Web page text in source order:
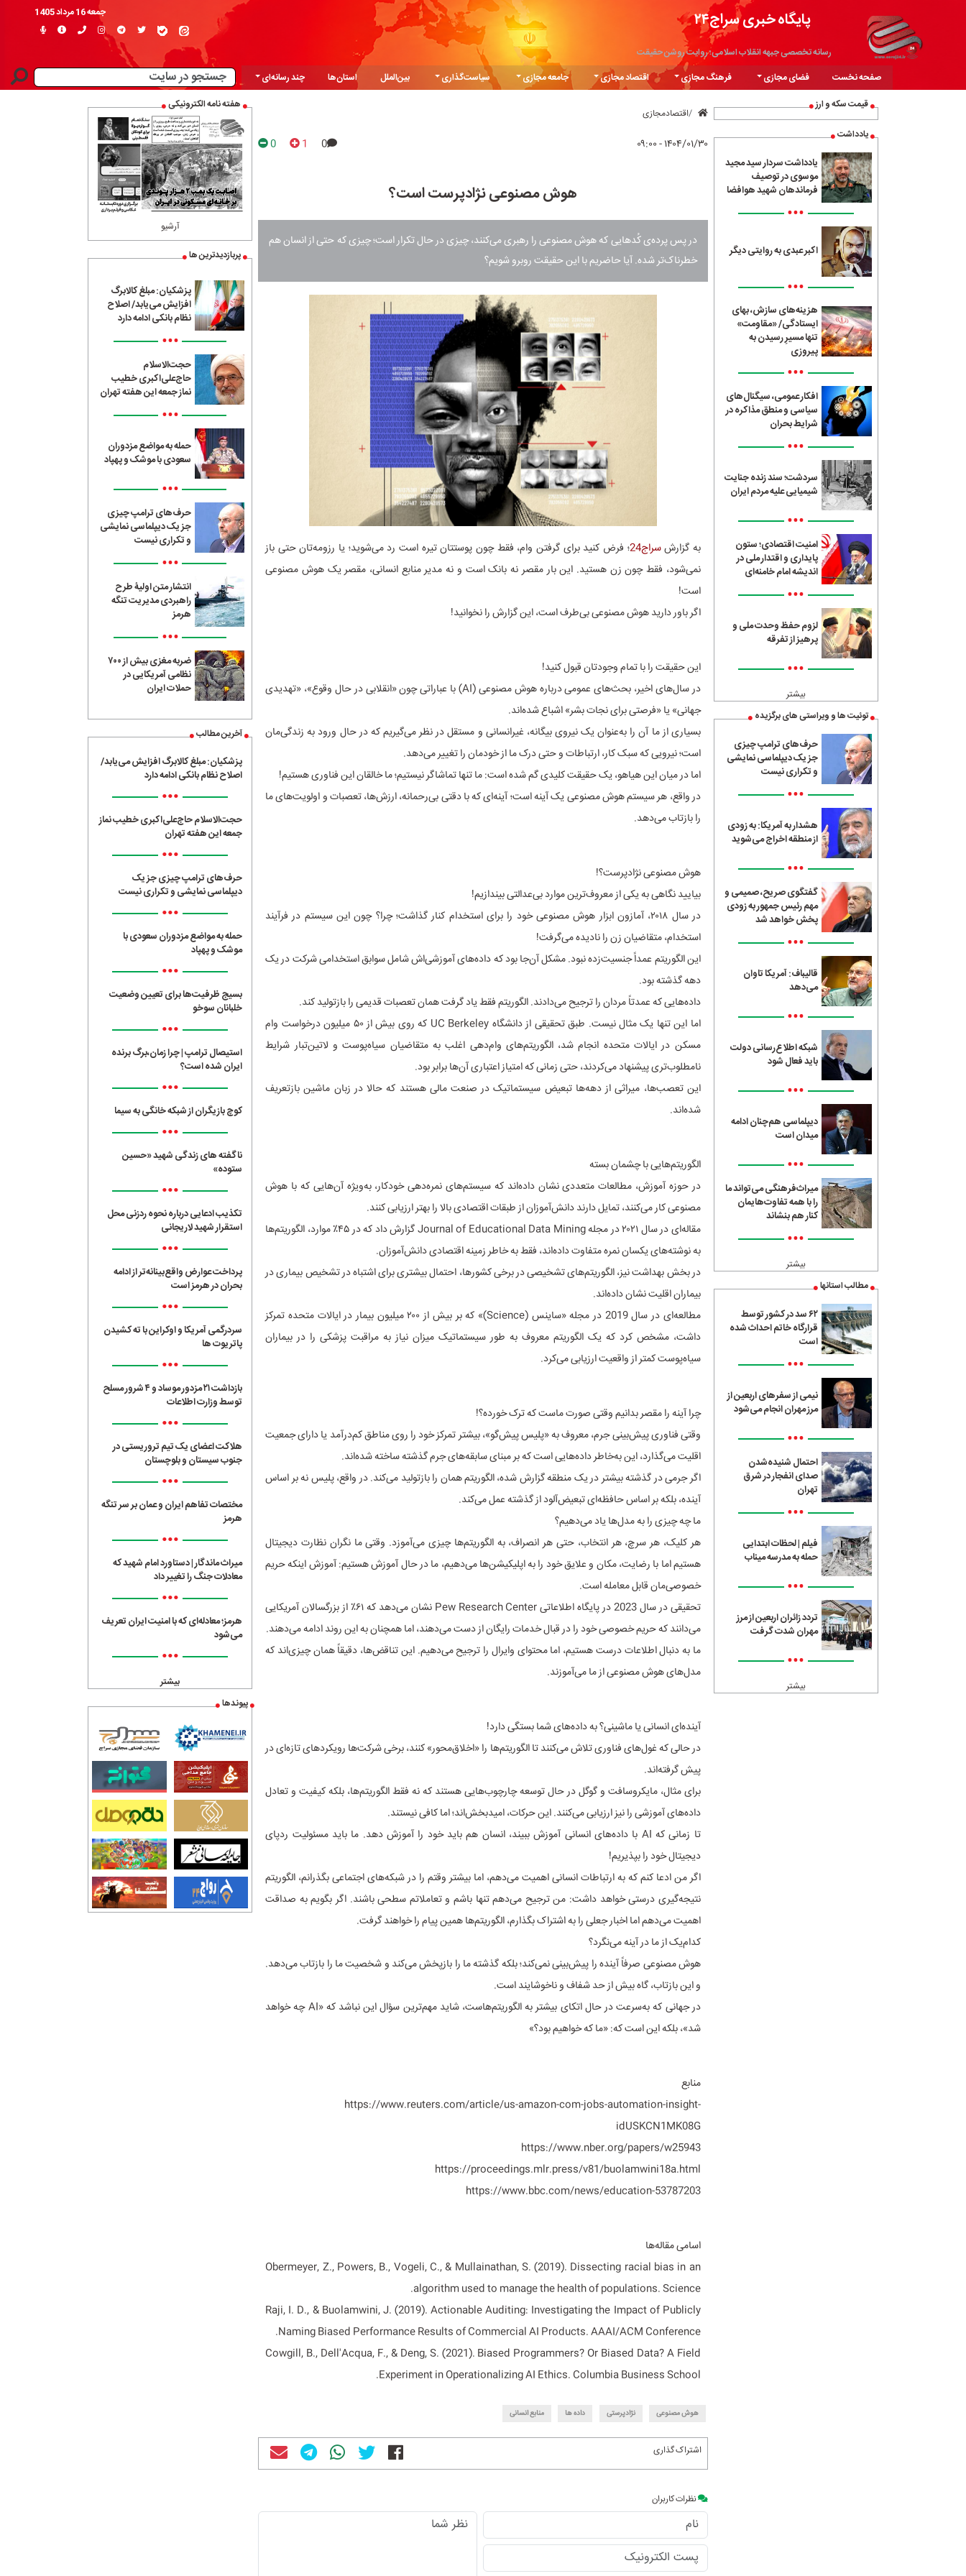
پایگاه خبری سراج۲۴
رسانه تخصصی جبهه انقلاب اسلامی؛ روایت روشن حقیقت
جمعه 16 مرداد 1405
صفحه نخست فضای مجازی فرهنگ مجازی اقتصاد مجازی جامعه مجازی سیاست‌گذاری بین‌الملل استان‌ها
چند رسانه‌ای
قیمت سکه و ارز
یادداشت
یادداشت سردار سید مجید
موسوی در توصیف
فرماندهان شهید هوافضا
•••
اکبر عبدی به روایتی دیگر
•••
هزینه‌های سازش، بهای
ایستادگی/ «مقاومت»
تنها مسیرِ رسیدن به
پیروزی
•••
افکار عمومی، سیگنال‌های
سیاسی و منطق مذاکره در
شرایط بحران
•••
سردشت؛ سند زنده جنایت
شیمیایی علیه مردم ایران
•••
امنیت اقتصادی؛ ستون
پایداری و اقتدار ملی در
اندیشه امام خامنه‌ای
•••
لزوم حفظ وحدت ملی و
پرهیز از تفرقه
•••
بیشتر
توئیت ها و ویراستی های برگزیده
حرف‌های ترامپ چیزی
جز یک دیپلماسی نمایشی
و تکراری نیست
•••
هشدار به آمریکا: به زودی
از منطقه اخراج می‌شوید
•••
گفتگوی صریح، صمیمی و
مهم رئیس جمهور به زودی
پخش خواهد شد
•••
قالیباف: آمریکا تاوان
می‌دهد
•••
شبکه اطلاع‌رسانی دولت
باید فعال شود
•••
دیپلماسی هم‌چنان ادامه
میدان است
•••
میراث‌فرهنگی می‌تواند ما
را با همه تفاوت‌هایمان
کنار هم بنشاند
•••
بیشتر
مطالب استانها
۶۲ سد در کشور توسط
قرارگاه خاتم احداث شده
است
•••
نیمی از سفرهای اربعین از
مرز مهران انجام می‌شود
•••
احتمال شنیده‌شدن
صدای انفجار در شرق
تهران
•••
فیلم | لحظات ابتدایی
حمله به مدرسه میناب
•••
تردد زائران اربعین از مرز
مهران شدت گرفت
•••
بیشتر
اقتصادمجازی
۱۴۰۴/۰۱/۳۰ - ۰۹:۰۰ 0
1
0
هوش مصنوعی نژادپرست است؟
در پس پرده‌ی کُدهایی که هوش مصنوعی را رهبری می‌کنند، چیزی در حال تکرار است؛ چیزی که حتی از انسان هم
خطرناک‌تر شده. آیا حاضریم با این حقیقت روبرو شویم؟
به گزارشسراج24
؛ فرض کنید برای گرفتن وام، فقط چون پوستتان تیره است رد می‌شوید؛ یا رزومه‌تان حتی باز
نمی‌شود، فقط چون زن هستید. این بار مقصر نه بانک است و نه مدیر منابع انسانی، مقصر یک هوش مصنوعی
است!
اگر باور دارید هوش مصنوعی بی‌طرف‌ است، این گزارش را نخوانید!
این حقیقت را با تمام وجودتان قبول کنید!
در سال‌های اخیر، بحث‌های عمومی درباره هوش مصنوعی (AI) با عباراتی چون «انقلابی در حال وقوع»، «تهدیدی
جهانی» یا «فرصتی برای نجات بشر» اشباع شده‌اند.
بسیاری از ما آن را به‌عنوان یک نیروی بیگانه، غیرانسانی و مستقل در نظر می‌گیریم که در حال ورود به زندگی‌مان
است؛ نیرویی که سبک کار، ارتباطات و حتی درک ما از خودمان را تغییر می‌دهد.
اما در میان این هیاهو، یک حقیقت کلیدی گم شده است: ما تنها تماشاگر نیستیم؛ ما خالقان این فناوری هستیم!
در واقع، هر سیستم هوش مصنوعی یک آینه است؛ آینه‌ای که با دقتی بی‌رحمانه، ارزش‌ها، تعصبات و اولویت‌های ما
را بازتاب می‌دهد.
هوش مصنوعی نژادپرست؟!
بیایید نگاهی به یکی از معروف‌ترین موارد بی‌عدالتی بیندازیم!
در سال ۲۰۱۸، آمازون ابزار هوش مصنوعی خود را برای استخدام کنار گذاشت؛ چرا؟ چون این سیستم در فرآیند
استخدام، متقاضیان زن را نادیده می‌گرفت!
این الگوریتم عمداً جنسیت‌زده نبود. مشکل آن‌جا بود که داده‌های آموزشی‌اش شامل سوابق استخدامی شرکت در یک
دهه گذشته بود.
داده‌هایی که عمدتاً مردان را ترجیح می‌دادند. الگوریتم فقط یاد گرفت همان تعصبات قدیمی را بازتولید کند.
اما این تنها یک مثال نیست. طبق تحقیقی از دانشگاه UC Berkeley که روی بیش از ۵۰ میلیون درخواست وام
مسکن در ایالات متحده انجام شد، الگوریتم‌های وام‌دهی اغلب به متقاضیان سیاه‌پوست و لاتین‌تبار شرایط
نامطلوب‌تری پیشنهاد می‌کردند، حتی زمانی که امتیاز اعتباری آن‌ها برابر بود.
این تعصب‌ها، میراثی از دهه‌ها تبعیض سیستماتیک در صنعت مالی هستند که حالا در زبان ماشین بازتعریف
شده‌اند.
الگوریتم‌هایی با چشمان بسته
در حوزه آموزش، مطالعات متعددی نشان داده‌اند که سیستم‌های نمره‌دهی خودکار، به‌ویژه آن‌هایی که با هوش
مصنوعی کار می‌کنند، تمایل دارند دانش‌آموزان از طبقات اقتصادی بالا را بهتر ارزیابی کنند.
مقاله‌ای در سال ۲۰۲۱ در مجله Journal of Educational Data Mining گزارش داد که در ۴۵٪ موارد، الگوریتم‌ها
به نوشته‌های یکسان نمره متفاوت داده‌اند، فقط به خاطر زمینه اقتصادی دانش‌آموزان.
در بخش بهداشت نیز، الگوریتم‌های تشخیصی در برخی کشورها، احتمال بیشتری برای اشتباه در تشخیص بیماری در
بیماران اقلیت نشان داده‌اند.
مطالعه‌ای در سال 2019 در مجله «ساینس (Science)» که بر بیش از ۲۰۰ میلیون بیمار در ایالات متحده تمرکز
داشت، مشخص کرد که یک الگوریتم معروف به طور سیستماتیک میزان نیاز به مراقبت پزشکی را در بیماران
سیاه‌پوست کمتر از واقعیت ارزیابی می‌کرد.
چرا آینه را مقصر بدانیم وقتی صورت ماست که ترک خورده؟!
وقتی فناوری پیش‌بینی جرم، معروف به «پلیس پیش‌گو»، بیشتر تمرکز خود را روی مناطق کم‌درآمد یا دارای جمعیت
اقلیت می‌گذارد، این به‌خاطر داده‌هایی است که بر مبنای سابقه‌های جرم گذشته ساخته شده‌اند.
اگر جرمی در گذشته بیشتر در یک منطقه گزارش شده، الگوریتم همان را بازتولید می‌کند. در واقع، پلیس نه بر اساس
آینده، بلکه بر اساس حافظه‌ای تبعیض‌آلود از گذشته عمل می‌کند.
ما چه چیزی را به مدل‌ها یاد می‌دهیم؟
هر کلیک، هر سرچ، هر انتخاب، حتی هر انصراف، به الگوریتم‌ها چیزی می‌آموزد. وقتی ما نگران نظارت دیجیتال
هستیم اما با رضایت، مکان و علایق خود را به اپلیکیشن‌ها می‌دهیم، ما در حال آموزش هستیم: آموزش اینکه حریم
خصوصی‌مان قابل معامله است.
تحقیقی در سال 2023 در پایگاه اطلاعاتی Pew Research Center نشان می‌دهد که ۶۱٪ از بزرگسالان آمریکایی
می‌دانند که حریم خصوصی خود را در قبال خدمات رایگان از دست می‌دهند، اما همچنان به این روند ادامه می‌دهند.
ما به دنبال اطلاعات درست هستیم، اما محتوای وایرال را ترجیح می‌دهیم. این تناقض‌ها، دقیقاً همان چیزی‌اند که
مدل‌های هوش مصنوعی از ما می‌آموزند.
آینده‌ای انسانی یا ماشینی؟ به داده‌های شما بستگی دارد!
در حالی که غول‌های فناوری تلاش می‌کنند تا الگوریتم‌ها را «اخلاق‌محور» کنند، برخی شرکت‌ها رویکردهای تازه‌ای در
پیش گرفته‌اند.
برای مثال، مایکروسافت و گوگل در حال توسعه چارچوب‌هایی هستند که نه فقط الگوریتم‌ها، بلکه کیفیت و تعادل
داده‌های آموزشی را نیز ارزیابی می‌کنند. این حرکات، امیدبخش‌اند؛ اما کافی نیستند.
تا زمانی که AI با داده‌های انسانی آموزش ببیند، انسان هم باید خود را آموزش دهد. ما باید مسئولیت ردپای
دیجیتال‌ خود را بپذیریم!
اگر من ادعا کنم که به ارتباطات انسانی اهمیت می‌دهم، اما بیشتر وقتم را در شبکه‌های اجتماعی بگذرانم، الگوریتم
نتیجه‌گیری درستی خواهد داشت: من ترجیح می‌دهم تنها باشم و تعاملاتم سطحی باشند. اگر بگویم به صداقت
اهمیت می‌دهم اما اخبار جعلی را به اشتراک بگذارم، الگوریتم‌ها همین پیام را خواهند گرفت.
کدام‌یک از ما در آینه می‌نگرد؟
هوش مصنوعی صرفاً آینده را پیش‌بینی نمی‌کند؛ بلکه گذشته ما را بازپخش می‌کند و شخصیت ما را بازتاب می‌دهد.
و این بازتاب، گاه بیش از حد شفاف و ناخوشایند است.
در جهانی که به‌سرعت در حال اتکای بیشتر به الگوریتم‌هاست، شاید مهم‌ترین سؤال این نباشد که «AI چه خواهد
شد»، بلکه این است که: «ما که خواهیم بود؟»
منابع
https://www.reuters.com/article/us-amazon-com-jobs-automation-insight-
idUSKCN1MK08G
https://www.nber.org/papers/w25943
https://proceedings.mlr.press/v81/buolamwini18a.html
https://www.bbc.com/news/education-53787203
اسامی مقاله‌ها
Obermeyer, Z., Powers, B., Vogeli, C., & Mullainathan, S. (2019). Dissecting racial bias in an
algorithm used to manage the health of populations. Science.
Raji, I. D., & Buolamwini, J. (2019). Actionable Auditing: Investigating the Impact of Publicly
Naming Biased Performance Results of Commercial AI Products. AAAI/ACM Conference.
Cowgill, B., Dell'Acqua, F., & Deng, S. (2021). Biased Programmers? Or Biased Data? A Field
Experiment in Operationalizing AI Ethics. Columbia Business School.
هوش مصنوعی نژادپرستی داده ها منابع انسانی
اشتراک گذاری
نظرات کاربران
هفته نامه الکترونیکی
آرشیو
پربازدیدترین ها
پزشکیان: مبلغ کالابرگ
افزایش می‌یابد/ اصلاح
نظام بانکی ادامه دارد
•••
حجت‌الاسلام
حاج‌علی‌اکبری خطیب
نماز جمعه این هفته تهران
•••
حمله به مواضع مزدوران
سعودی با موشک و پهپاد
•••
حرف‌های ترامپ چیزی
جز یک دیپلماسی نمایشی
و تکراری نیست
•••
انتشار متن اولیۀ طرح
راهبردی مدیریت تنگه
هرمز
•••
ضربه مغزی بیش از ۷۰۰
نظامی آمریکایی در
حملات ایران
آخرین مطالب
پزشکیان: مبلغ کالابرگ افزایش می‌یابد/
اصلاح نظام بانکی ادامه دارد
•••
حجت‌الاسلام حاج‌علی‌اکبری خطیب نماز
جمعه این هفته تهران
•••
حرف‌های ترامپ چیزی جز یک
دیپلماسی نمایشی و تکراری نیست
•••
حمله به مواضع مزدوران سعودی با
موشک و پهپاد
•••
بسیج ظرفیت‌ها برای تعیین وضعیت
خلبانان سوخو
•••
استیصال ترامپ | چرا زمان،برگ برنده
ایران شده است؟
•••
کوچ بازیگران از شبکه خانگی به سیما
•••
ناگفته های زندگی شهید «حسین
ستوده»
•••
تکذیب ادعایی درباره نحوه ردزنی محل
استقرار شهید لاریجانی
•••
پرداخت عوارض واقع‌بینانه‌تر از ادامه
بحران در هرمز است
•••
سردرگمی آمریکا و اوکراین با ته کشیدن
پاتریوت ها
•••
بازداشت ۲۱ مزدور موساد و ۴ شرور مسلح
توسط وزارت اطلاعات
•••
هلاکت اعضای یک تیم تروریستی در
جنوب سیستان و بلوچستان
•••
مختصات تفاهم ایران و عمان بر سر تنگه
هرمز
•••
میراث ماندگار | دستاورد امام شهید که
معادلات جنگ را تغییر داد
•••
هرمز؛ معادله‌ای که با امنیت ایران تعریف
می‌شود
•••
بیشتر
پیوندها